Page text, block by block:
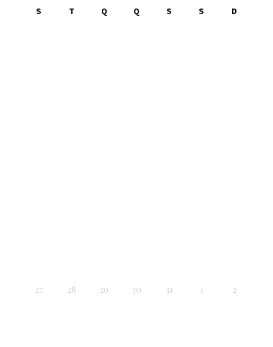
S T Q Q S S D
27 28 29 30 31 1 2